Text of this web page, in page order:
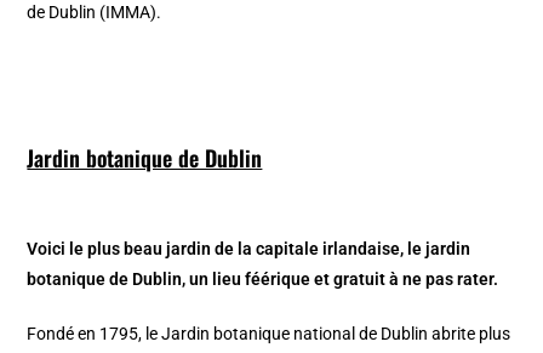
de Dublin (IMMA).
Jardin botanique de Dublin
Voici le plus beau jardin de la capitale irlandaise, le jardin
botanique de Dublin, un lieu féérique et gratuit à ne pas rater.
Fondé en 1795, le Jardin botanique national de Dublin abrite plus